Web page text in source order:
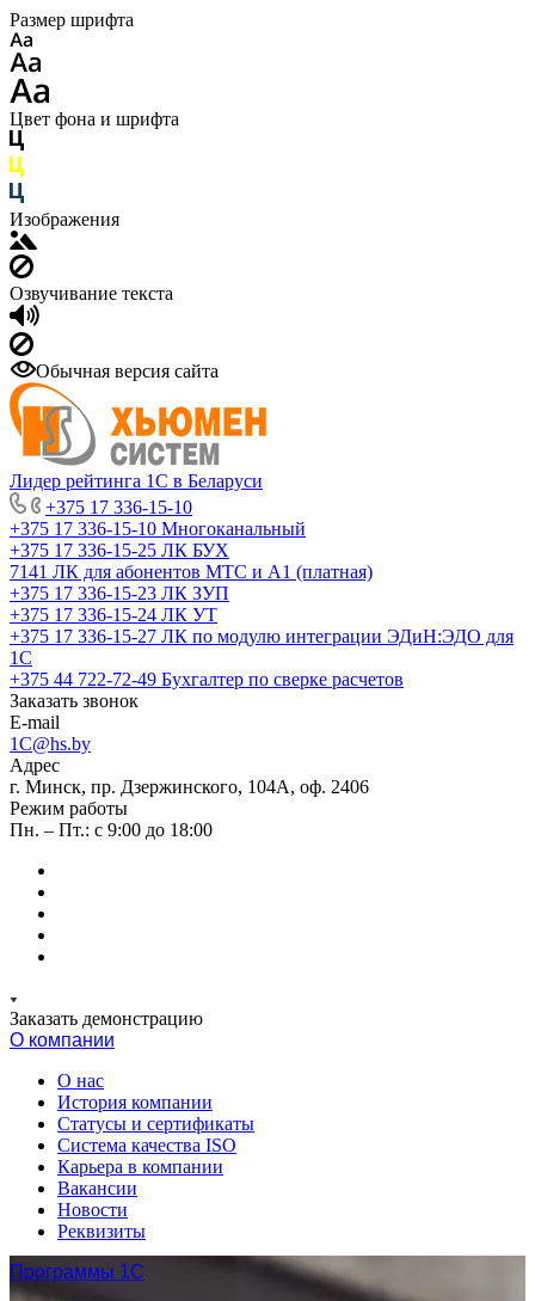
Размер шрифта
Цвет фона и шрифта
Изображения
Озвучивание текста
Обычная версия сайта
Лидер рейтинга 1С в Беларуси
+375 17 336-15-10
+375 17 336-15-10 Многоканальный
+375 17 336-15-25 ЛК БУХ
7141 ЛК для абонентов МТС и А1 (платная)
+375 17 336-15-23 ЛК ЗУП
+375 17 336-15-24 ЛК УТ
+375 17 336-15-27 ЛК по модулю интеграции ЭДиН:ЭДО для
1С
+375 44 722-72-49 Бухгалтер по сверке расчетов
Заказать звонок
E-mail
1C@hs.by
Адрес
г. Минск, пр. Дзержинского, 104А, оф. 2406
Режим работы
Пн. – Пт.: с 9:00 до 18:00
Заказать демонстрацию
О компании
О нас
История компании
Статусы и сертификаты
Система качества ISO
Карьера в компании
Вакансии
Новости
Реквизиты
Программы 1С